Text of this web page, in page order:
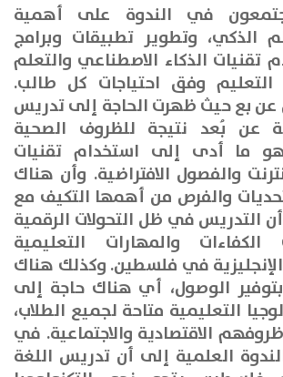
في الندوة على أهمية
الذكي، وتطوير تطبيقات وبرامج
تقنيات الذكاء الاصطناعي والتعلم
التعليم وفق احتياجات كل طالب.
بع حيثظهرت الحاجة إلى تدريس
عن بُعد نتيجة للظروف الصحية
وهو ما أدى إلى استخدام تقنيات
والفصول الافتراضية. وأن هناك
والفرص من أهمها التكيف مع
التدريس في ظل التحولات الرقمية
والمهارات التعليمية
في فلسطين.وكذلك هناك
الوصول، أي هناك حاجة إلى
التعليمية متاحة لجميع الطلاب،
الاقتصادية والاجتماعية. في
العلمية إلى أن تدريس اللغة